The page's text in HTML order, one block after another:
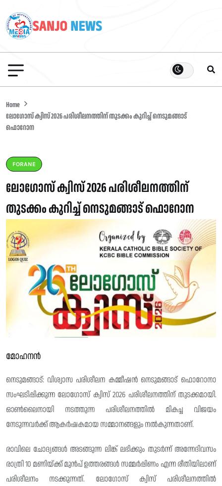
Home
ലോഗോസ് ക്വിസ് 2026 പരിശീലനത്തിന് തുടക്കം കുറിച്ച് നെടുമങ്ങാട്
ഫൊറോന
FORANE
ലോഗോസ് ക്വിസ് 2026 പരിശീലനത്തിന്
തുടക്കം കുറിച്ച് നെടുമങ്ങാട് ഫൊറോന
മോഹനൻ
നെടുമങ്ങാട്: വിശ്വാസ പരിശീലന കമ്മീഷൻ നെടുമങ്ങാട് ഫൊറോനാ
സംഘടിപ്പിക്കുന്ന ലോഗോസ് ക്വിസ് 2026 പരിശീലനത്തിന് തുടക്കമായി.
ഓൺലൈനായി നടത്തുന്ന പരിശീലനത്തിൽ മികച്ച വിജയം
നേടുന്നവർക്ക് ആകർഷകമായ സമ്മാനങ്ങളും നൽകുന്നതാണ്.
രാവിലെ ചോദ്യങ്ങൾ അടങ്ങുന്ന ലിങ്ക് ലഭിക്കും തുടർന്ന് അന്നേദിവസം
രാത്രി 10 മണിയ്ക്ക് മുൻപ് ഉത്തരങ്ങൾ സമ്മർപ്പിണം എന്ന രീതിയിലാണ്
പരിശീലനം നടക്കുന്നത്. ലോഗോസ് ക്വിസ് പരിശീലനത്തിൽ